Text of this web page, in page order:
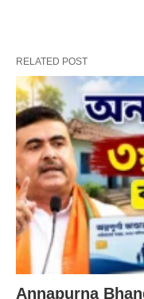
RELATED POST
Annapurna